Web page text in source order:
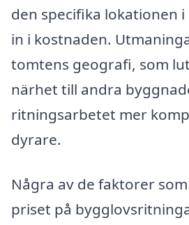
den specifika lokationen
in i kostnaden.
tomtens geografi, som
närhet till andra
ritningsarbetet mer
dyrare.
Några av de faktorer
priset på